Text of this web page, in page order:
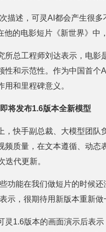
描述，可灵AI都会产生很
他的电影短片《新世界》中
所总工程师刘达表示，电
性和示范性。作为中国首
和里程碑意义。
将发布1.6版本全新模型
，快手副总裁、大模型团
频质量，在文本遵循、动
迭代更新。
功能在我们做短片的时候
示，很期待用新版本重新做
灵1.6版本的画面演示后表